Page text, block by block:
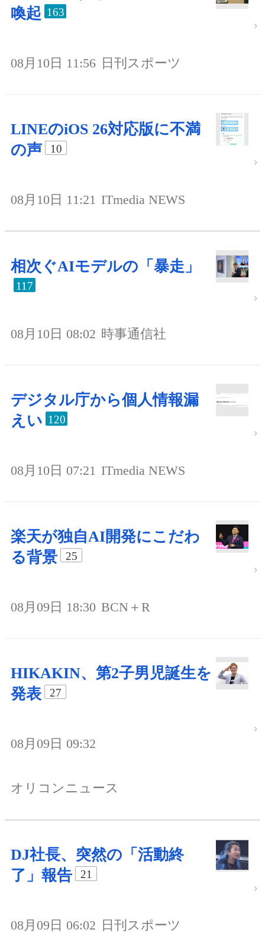
喚起 163
08月10日 11:56 日刊スポーツ
LINEのiOS 26対応版に不満
の声
10
08月10日 11:21 ITmedia NEWS
相次ぐAIモデルの「暴走」
117
08月10日 08:02 時事通信社
デジタル庁から個人情報漏
えい 120
08月10日 07:21 ITmedia NEWS
楽天が独自AI開発にこだわ
る背景
25
08月09日 18:30 BCN＋R
HIKAKIN、第2子男児誕生を
発表
27
08月09日 09:32
オリコンニュース
DJ社長、突然の「活動終
了」報告
21
08月09日 06:02 日刊スポーツ